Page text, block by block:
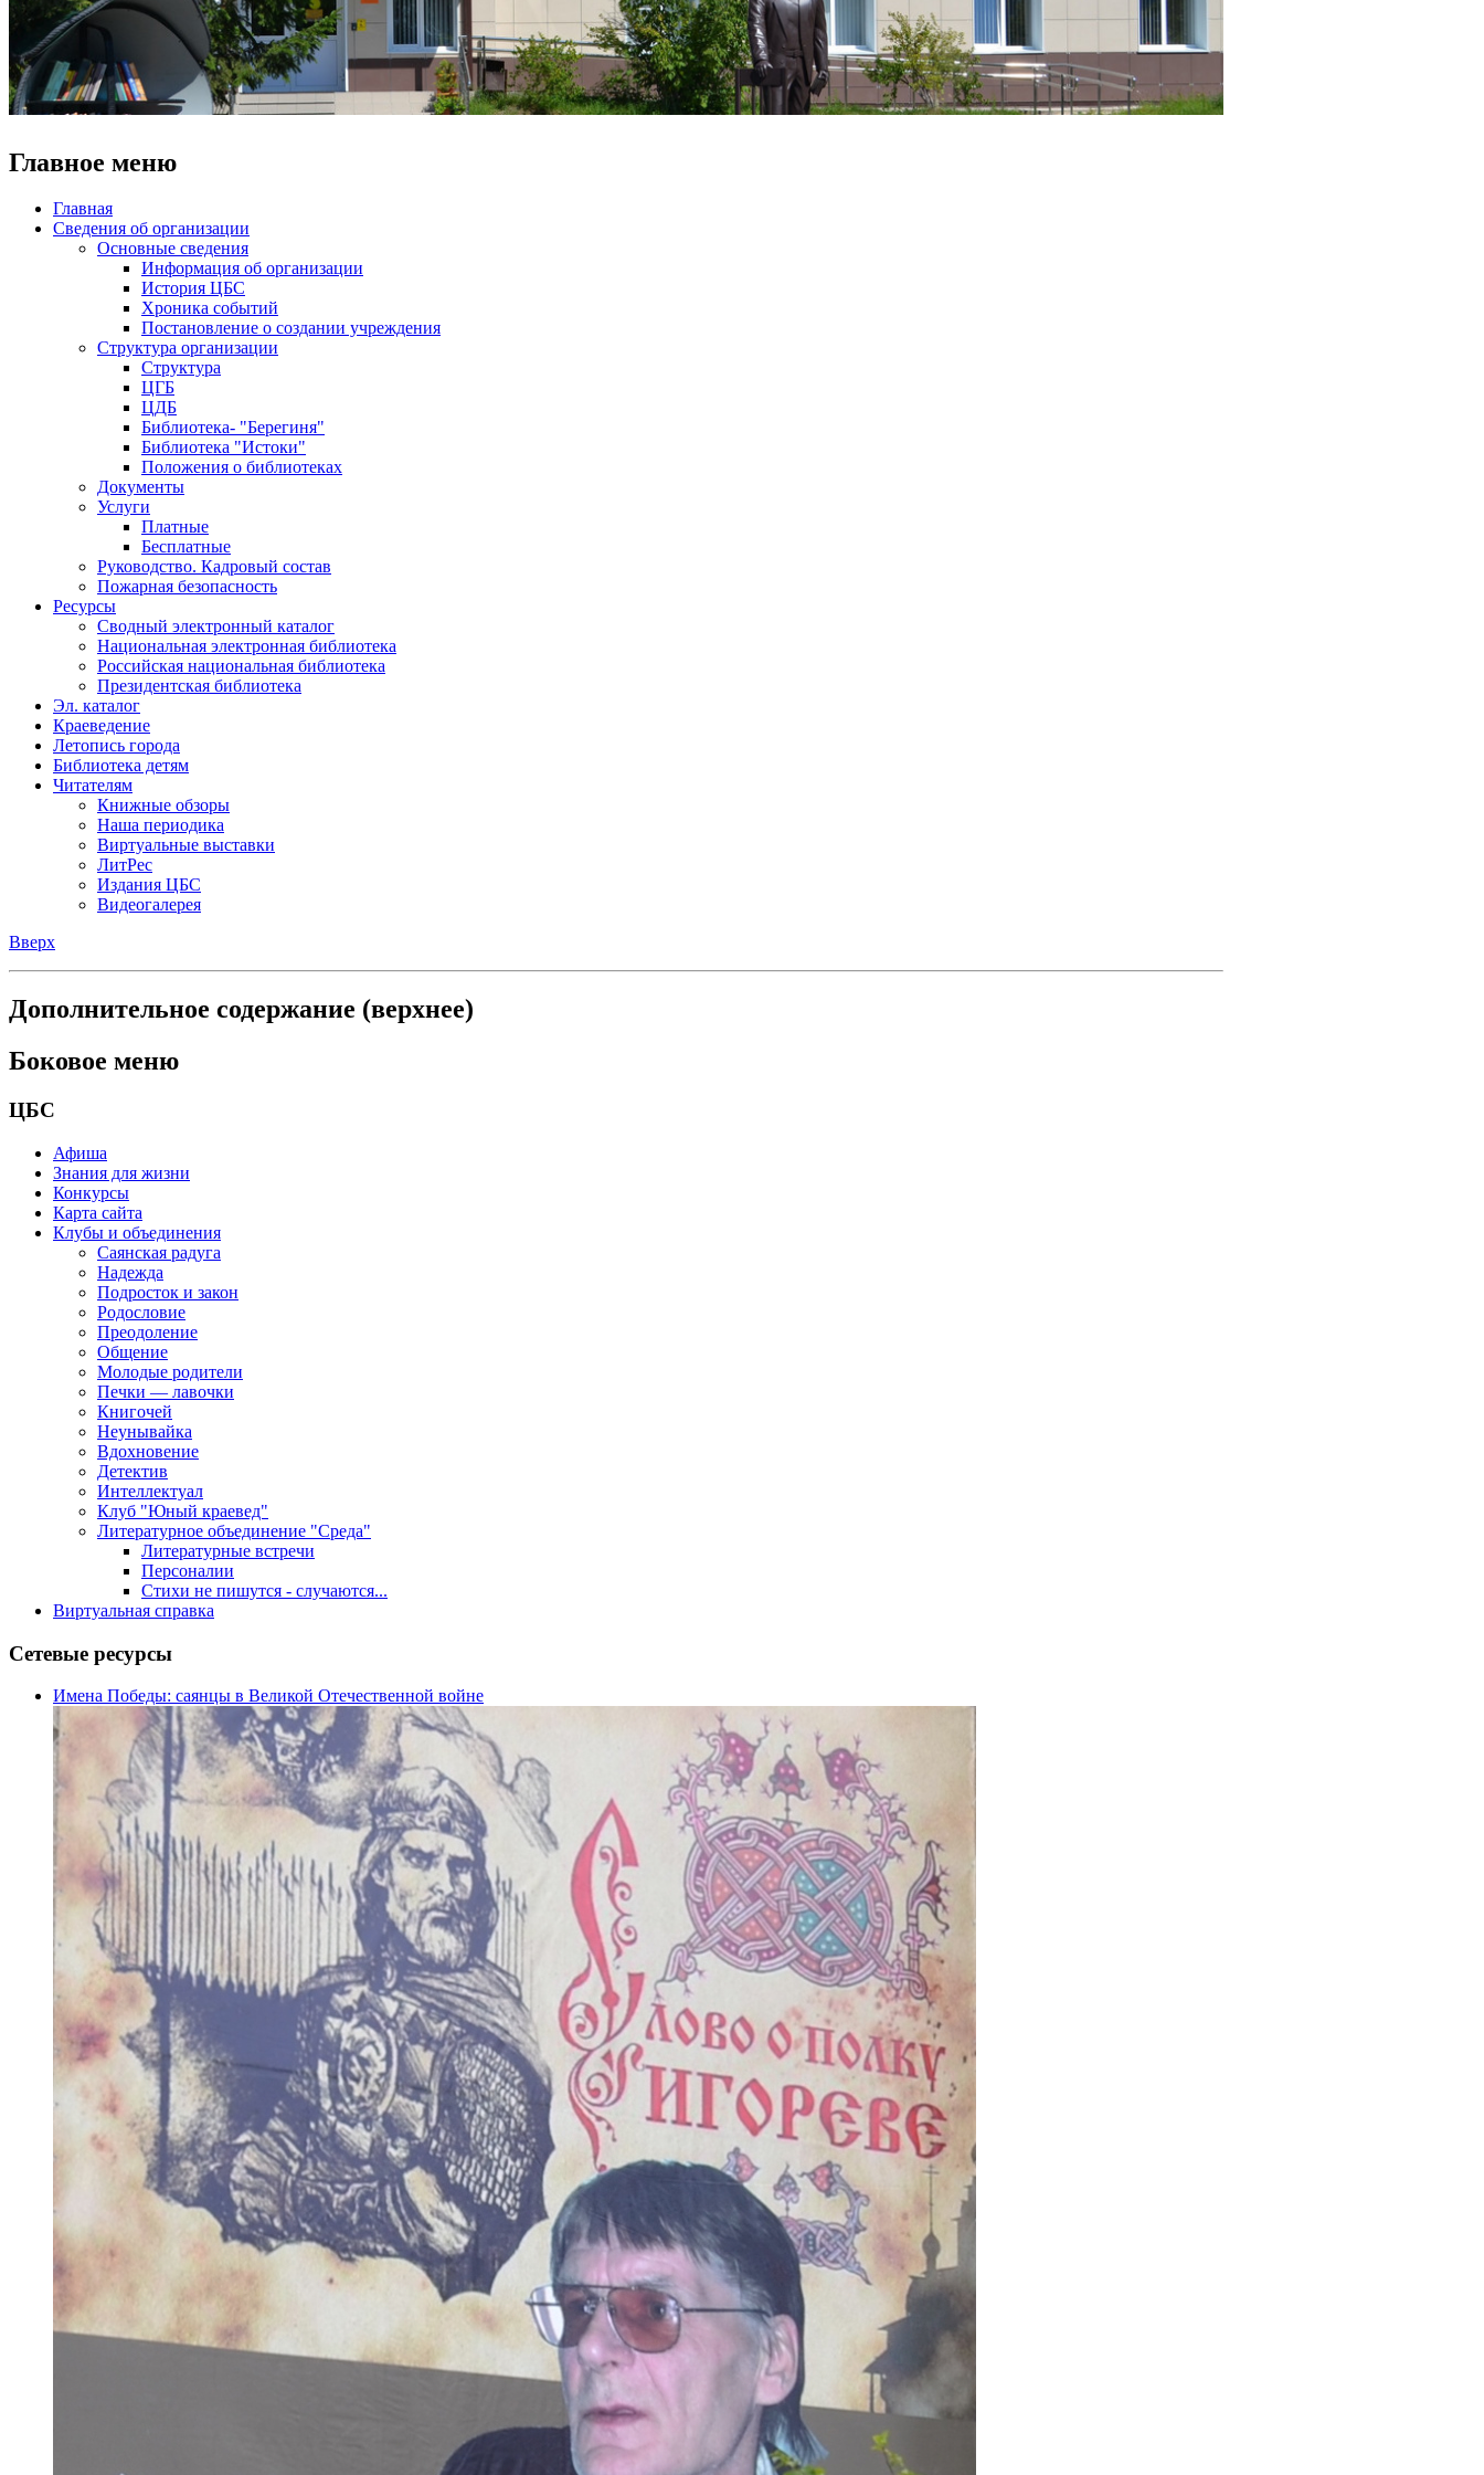
Главное меню
Главная
Сведения об организации
Основные сведения
Информация об организации
История ЦБС
Хроника событий
Постановление о создании учреждения
Структура организации
Структура
ЦГБ
ЦДБ
Библиотека- "Берегиня"
Библиотека "Истоки"
Положения о библиотеках
Документы
Услуги
Платные
Бесплатные
Руководство. Кадровый состав
Пожарная безопасность
Ресурсы
Сводный электронный каталог
Национальная электронная библиотека
Российская национальная библиотека
Президентская библиотека
Эл. каталог
Краеведение
Летопись города
Библиотека детям
Читателям
Книжные обзоры
Наша периодика
Виртуальные выставки
ЛитРес
Издания ЦБС
Видеогалерея
Вверх
Дополнительное содержание (верхнее)
Боковое меню
ЦБС
Афиша
Знания для жизни
Конкурсы
Карта сайта
Клубы и объединения
Саянская радуга
Надежда
Подросток и закон
Родословие
Преодоление
Общение
Молодые родители
Печки — лавочки
Книгочей
Неунывайка
Вдохновение
Детектив
Интеллектуал
Клуб "Юный краевед"
Литературное объединение "Среда"
Литературные встречи
Персоналии
Стихи не пишутся - случаются...
Виртуальная справка
Сетевые ресурсы
Имена Победы: саянцы в Великой Отечественной войне